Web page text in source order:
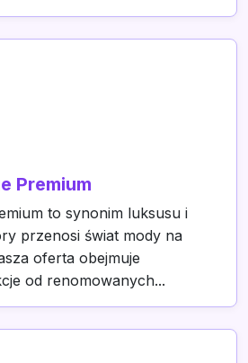
Premium
to synonim luksusu i
przenosi świat mody na
oferta obejmuje
od renomowanych...